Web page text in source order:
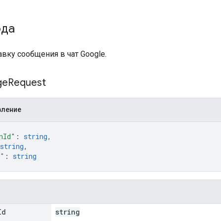
сообщения в чат Google.
Request
: string,
string,
: string
string